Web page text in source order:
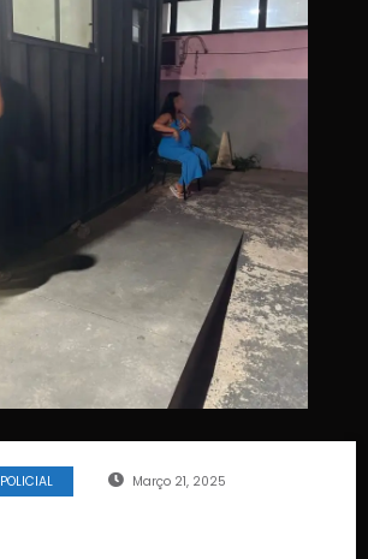
POLICIAL Março 21, 2025